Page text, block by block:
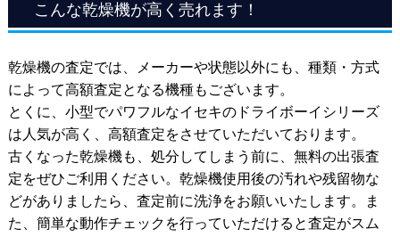
こんな乾燥機が高く売れます！
乾燥機の査定では、メーカーや状態以外にも、種類・方式
によって高額査定となる機種もございます。
とくに、小型でパワフルなイセキのドライボーイシリーズ
は人気が高く、高額査定をさせていただいております。
古くなった乾燥機も、処分してしまう前に、無料の出張査
定をぜひご利用ください。乾燥機使用後の汚れや残留物な
どがありましたら、査定前に洗浄をお願いいたします。ま
た、簡単な動作チェックを行っていただけると査定がスム